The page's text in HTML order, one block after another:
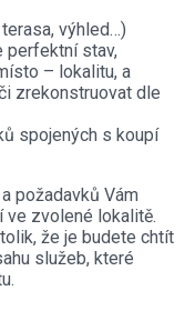
výhled…)
perfektní stav,
– lokalitu, a
zrekonstruovat dle
spojených s koupí
požadavků Vám
ve zvolené lokalitě.
že je budete chtít
služeb, které